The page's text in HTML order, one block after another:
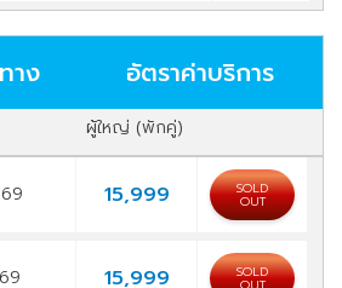
าง อัตราค่าบริการ
ผู้ใหญ่ (พักคู่)
15,999 SOLD
OUT
15,999 SOLD